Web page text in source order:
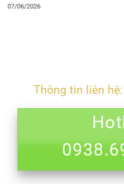
07/06/2026
Thông tin liên